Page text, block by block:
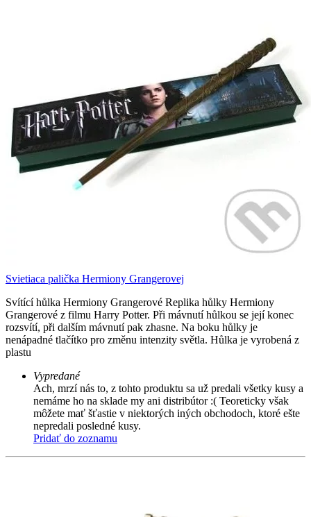
Svietiaca palička Hermiony Grangerovej
Svítící hůlka Hermiony Grangerové Replika hůlky Hermiony
Grangerové z filmu Harry Potter. Při mávnutí hůlkou se její konec
rozsvítí, při dalším mávnutí pak zhasne. Na boku hůlky je
nenápadné tlačítko pro změnu intenzity světla. Hůlka je vyrobená z
plastu
Vypredané
Ach, mrzí nás to, z tohto produktu sa už predali všetky kusy a
nemáme ho na sklade my ani distribútor :( Teoreticky však
môžete mať šťastie v niektorých iných obchodoch, ktoré ešte
nepredali posledné kusy.
Pridať do zoznamu